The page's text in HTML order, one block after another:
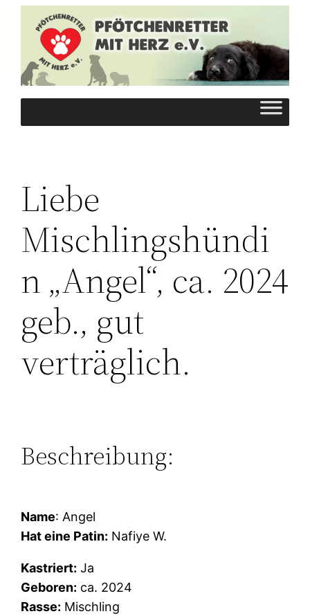
Inhalt
springen
Liebe
Mischlingshündi
n „Angel“, ca. 2024
geb., gut
verträglich.
Beschreibung:
Name: Angel
Hat eine Patin: Nafiye W.
Kastriert: Ja
Geboren: ca. 2024
Rasse: Mischling